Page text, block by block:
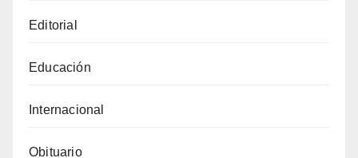
Editorial
Educación
Internacional
Obituario